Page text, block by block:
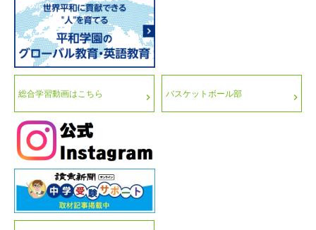
総合学習動画はこちら バスケットボール部